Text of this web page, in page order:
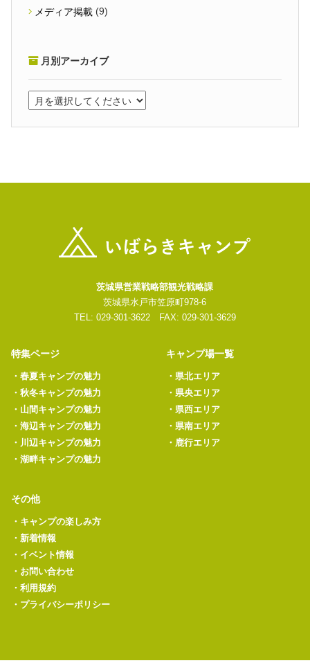
メディア掲載 (9)
月別アーカイブ
茨城県営業戦略部観光戦略課
茨城県水戸市笠原町978-6
TEL: 029-301-3622 FAX: 029-301-3629
特集ページ
・ 春夏キャンプの魅力
・ 秋冬キャンプの魅力
・ 山間キャンプの魅力
・ 海辺キャンプの魅力
・ 川辺キャンプの魅力
・ 湖畔キャンプの魅力
キャンプ場一覧
・ 県北エリア
・ 県央エリア
・ 県西エリア
・ 県南エリア
・ 鹿行エリア
その他
・ キャンプの楽しみ方
・ 新着情報
・ イベント情報
・ お問い合わせ
・ 利用規約
・ プライバシーポリシー